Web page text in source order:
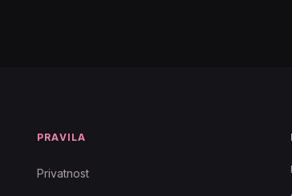
PRAVILA
Privatnost